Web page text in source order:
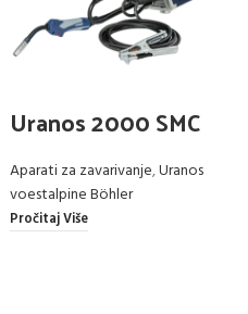
Uranos 2000 SMC
Aparati za zavarivanje,Uranos
voestalpine Böhler
Pročitaj Više